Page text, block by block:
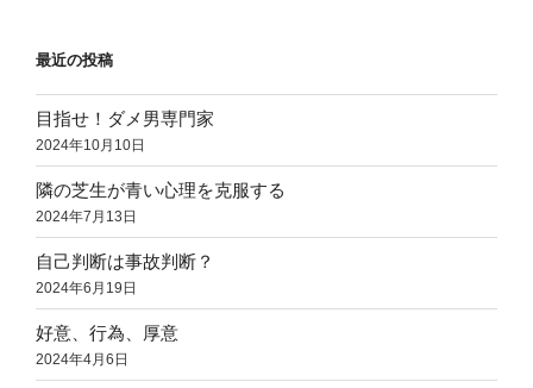
最近の投稿
目指せ！ダメ男専門家
2024年10月10日
隣の芝生が青い心理を克服する
2024年7月13日
自己判断は事故判断？
2024年6月19日
好意、行為、厚意
2024年4月6日